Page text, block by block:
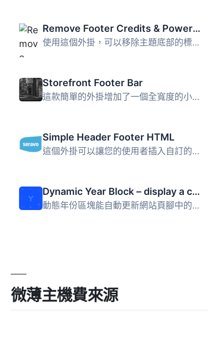
Remove Footer Credits & Powered By
使用這個外掛，可以移除主題底部的標籤欄與所有頁面底部的連...
Storefront Footer Bar
這款簡單的外掛增加了一個全寬度的小工具區域，位於預設的列...
Simple Header Footer HTML
這個外掛可以讓您的使用者插入自訂的 CSS，或是加入自訂的標...
Dynamic Year Block – display a copyright notice in your footer with the current year
動態年份區塊能自動更新網站頁腳中的版權年份。在每年交替之...
微薄主機費來源